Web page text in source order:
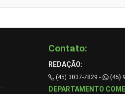
Contato:
REDAÇÃO:
(45) 3037-7829 - (45)
DEPARTAMENTO